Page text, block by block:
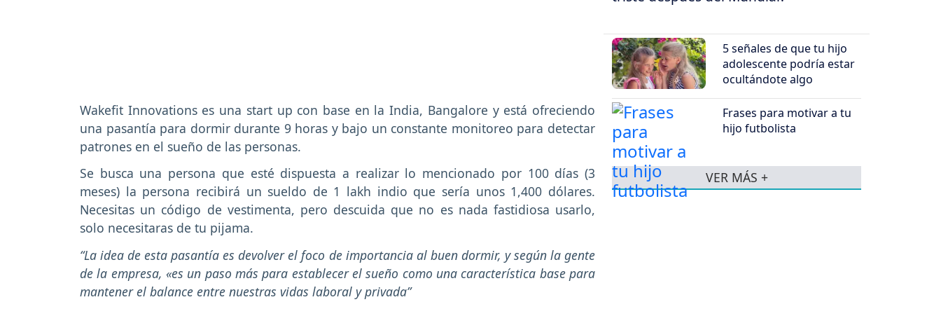
Wakefit Innovations es una start up con base en la India, Bangalore y está ofreciendo
una pasantía para dormir durante 9 horas y bajo un constante monitoreo para detectar
patrones en el sueño de las personas.
Se busca una persona que esté dispuesta a realizar lo mencionado por 100 días (3
meses) la persona recibirá un sueldo de 1 lakh indio que sería unos 1,400 dólares.
Necesitas un código de vestimenta, pero descuida que no es nada fastidiosa usarlo,
solo necesitaras de tu pijama.
“La idea de esta pasantía es devolver el foco de importancia al buen dormir, y según la gente
de la empresa, «es un paso más para establecer el sueño como una característica base para
mantener el balance entre nuestras vidas laboral y privada”
5 señales de que tu hijo
adolescente podría estar
ocultándote algo
Frases para motivar a tu
hijo futbolista
VER MÁS +